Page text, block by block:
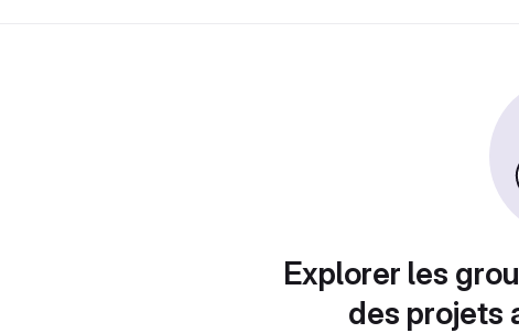
Explorer les
des projets